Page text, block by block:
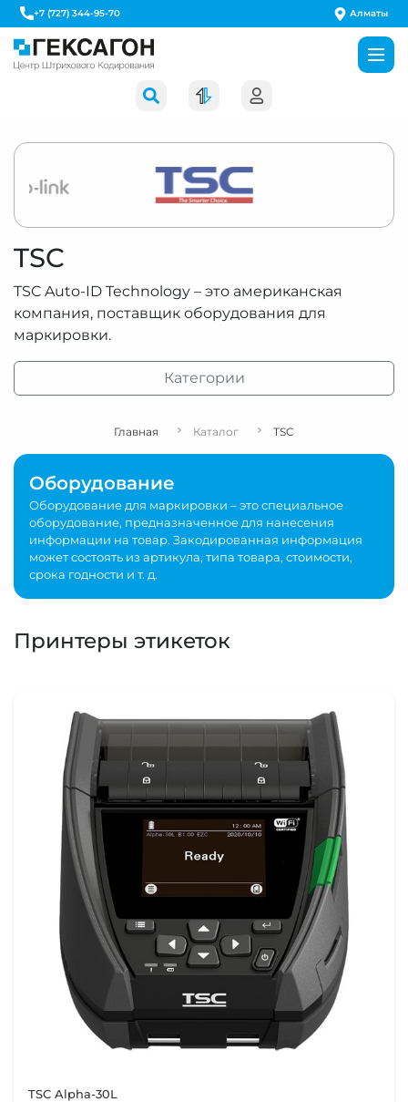
+7 (727) 344-95-70 Алматы
TSC
TSC Auto-ID Technology – это американская
компания, поставщик оборудования для
маркировки.
Категории
Главная Каталог TSC
Оборудование
Оборудование для маркировки – это специальное
оборудование, предназначенное для нанесения
информации на товар. Закодированная информация
может состоять из артикула, типа товара, стоимости,
срока годности и т. д.
Принтеры этикеток
TSC Alpha-30L